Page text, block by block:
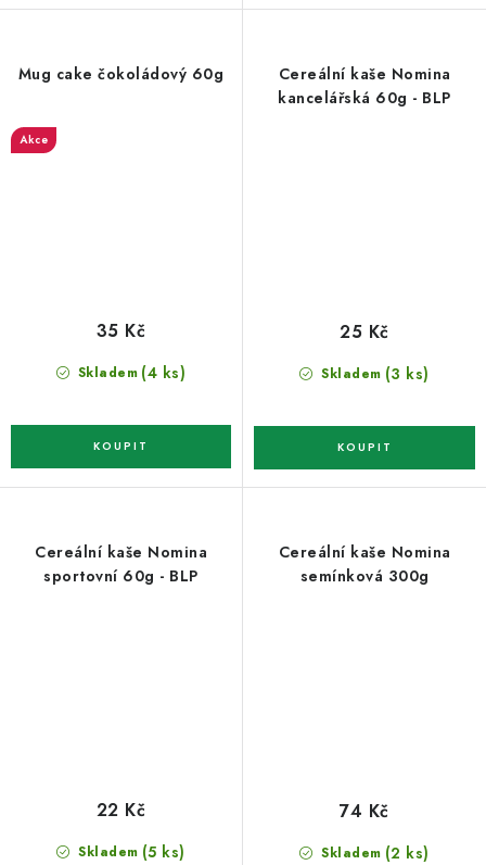
Mug cake čokoládový 60g
Akce
Skladem (4 ks)
35 Kč
Cereální kaše Nomina
kancelářská 60g - BLP
Skladem (3 ks)
25 Kč
Cereální kaše Nomina
sportovní 60g - BLP
Skladem (5 ks)
22 Kč
Cereální kaše Nomina
semínková 300g
Skladem (2 ks)
74 Kč